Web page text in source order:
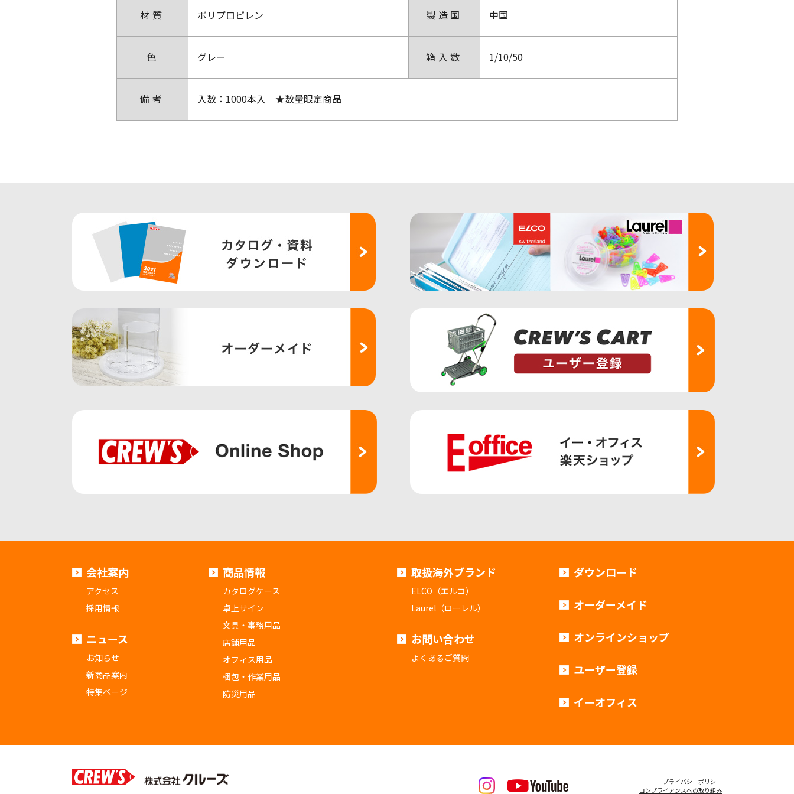
材質 ポリプロピレン 製造国 中国
色 グレー 箱入数 1/10/50
備考 入数：1000本入 ★数量限定商品
会社案内
アクセス
採用情報
ニュース
お知らせ
新商品案内
特集ページ
商品情報
カタログケース
卓上サイン
文具・事務用品
店舗用品
オフィス用品
梱包・作業用品
防災用品
取扱海外ブランド
ELCO（エルコ）
Laurel（ローレル）
お問い合わせ
よくあるご質問
ダウンロード
オーダーメイド
オンラインショップ
ユーザー登録
イーオフィス
プライバシーポリシー
コンプライアンスへの取り組み